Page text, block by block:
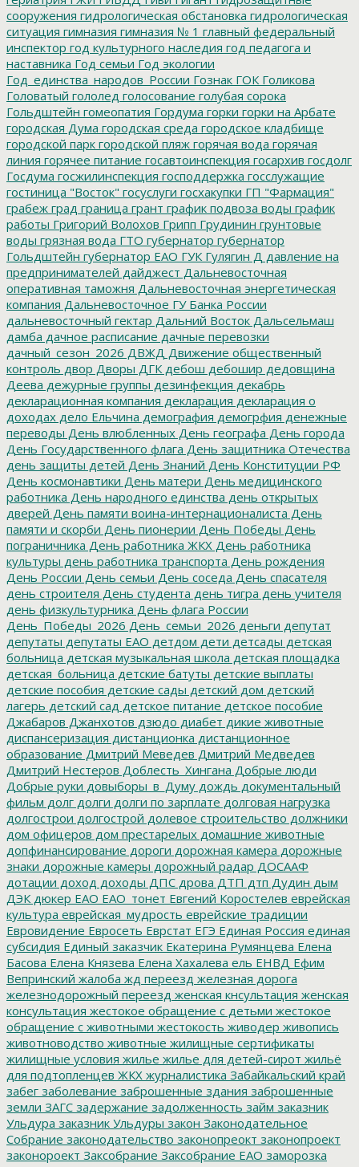
сооружения гидрологическая обстановка гидрологическая
ситуация гимназия гимназия № 1 главный федеральный
инспектор год культурного наследия год педагога и
наставника Год семьи Год экологии
Год_единства_народов_России Гознак ГОК Голикова
Головатый гололед голосование голубая сорока
Гольдштейн гомеопатия Гордума горки горки на Арбате
городская Дума городская среда городское кладбище
городской парк городской пляж горячая вода горячая
линия горячее питание госавтоинспекция госархив госдолг
Госдума госжилинспекция господдержка госслужащие
гостиница "Восток" госуслуги госхакупки ГП "Фармация"
грабеж град граница грант график подвоза воды график
работы Григорий Волохов Грипп Грудинин грунтовые
воды грязная вода ГТО губернатор губернатор
Гольдштейн губернатор ЕАО ГУК Гулягин Д давление на
предпринимателей дайджест Дальневосточная
оперативная таможня Дальневосточная энергетическая
компания Дальневосточное ГУ Банка России
дальневосточный гектар Дальний Восток Дальсельмаш
дамба дачное расписание дачные перевозки
дачный_сезон_2026 ДВЖД Движение общественный
контроль двор Дворы ДГК дебош дебошир дедовщина
Деева дежурные группы дезинфекция декабрь
декларационная компания декларация декларация о
доходах дело Ельчина демография демогрфия денежные
переводы День влюбленных День географа День города
День Государственного флага День защитника Отечества
день защиты детей День Знаний День Конституции РФ
День космонавтики День матери День медицинского
работника День народного единства день открытых
дверей День памяти воина-интернационалиста День
памяти и скорби День пионерии День Победы День
пограничника День работника ЖКХ День работника
культуры день работника транспорта День рождения
День России День семьи День соседа День спасателя
день строителя День студента день тигра день учителя
день физкультурника День флага России
День_Победы_2026 День_семьи_2026 деньги депутат
депутаты депутаты ЕАО детдом дети детсады детская
больница детская музыкальная школа детская площадка
детская_больница детские батуты детские выплаты
детские пособия детские сады детский дом детский
лагерь детский сад детское питание детское пособие
Джабаров Джанхотов дзюдо диабет дикие животные
диспансеризация дистанционка дистанционное
образование Дмитрий Меведев Дмитрий Медведев
Дмитрий Нестеров Доблесть_Хингана Добрые люди
Добрые руки довыборы_в_Думу дождь документальный
фильм долг долги долги по зарплате долговая нагрузка
долгострои долгострой долевое строительство должники
дом офицеров дом престарелых домашние животные
допфинансирование дороги дорожная камера дорожные
знаки дорожные камеры дорожный радар ДОСААФ
дотации доход доходы ДПС дрова ДТП дтп Дудин дым
ДЭК дюкер ЕАО ЕАО_тонет Евгений Коростелев еврейская
культура еврейская_мудрость еврейские традиции
Евровидение Евросеть Еврстат ЕГЭ Единая Россия единая
субсидия Единый заказчик Екатерина Румянцева Елена
Басова Елена Князева Елена Хахалева ель ЕНВД Ефим
Вепринский жалоба жд переезд железная дорога
железнодорожный переезд женская кнсультация женская
консультация жестокое обращение с детьми жестокое
обращение с животными жестокость живодер живопись
животноводство животные жилищные сертификаты
жилищные условия жилье жилье для детей-сирот жильё
для подтопленцев ЖКХ журналистика Забайкальский край
забег заболевание заброшенные здания заброшенные
земли ЗАГС задержание задолженность займ заказник
Ульдура заказник Ульдуры закон Законодательное
Собрание законодательство законопреокт законопроект
законороект Заксобрание Заксобрание ЕАО заморозка